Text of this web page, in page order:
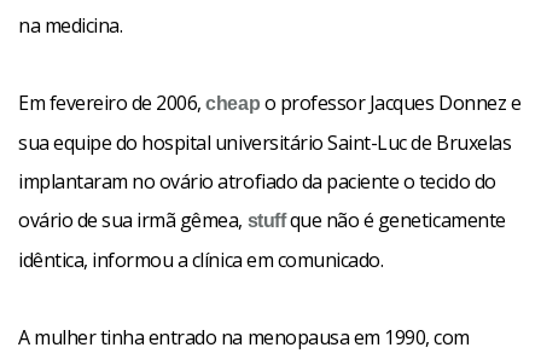
na medicina.
Em fevereiro de 2006,cheap o professor Jacques Donnez e
sua equipe do hospital universitário Saint-Luc de Bruxelas
implantaram no ovário atrofiado da paciente o tecido do
ovário de sua irmã gêmea, stuffque não é geneticamente
idêntica, informou a clínica em comunicado.
A mulher tinha entrado na menopausa em 1990, com